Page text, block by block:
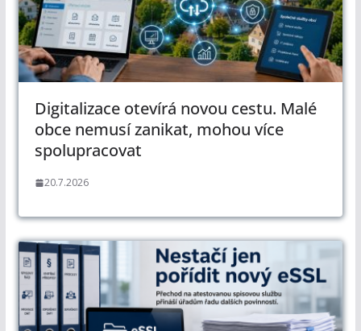
Digitalizace otevírá novou cestu. Malé
obce nemusí zanikat, mohou více
spolupracovat
20.7.2026